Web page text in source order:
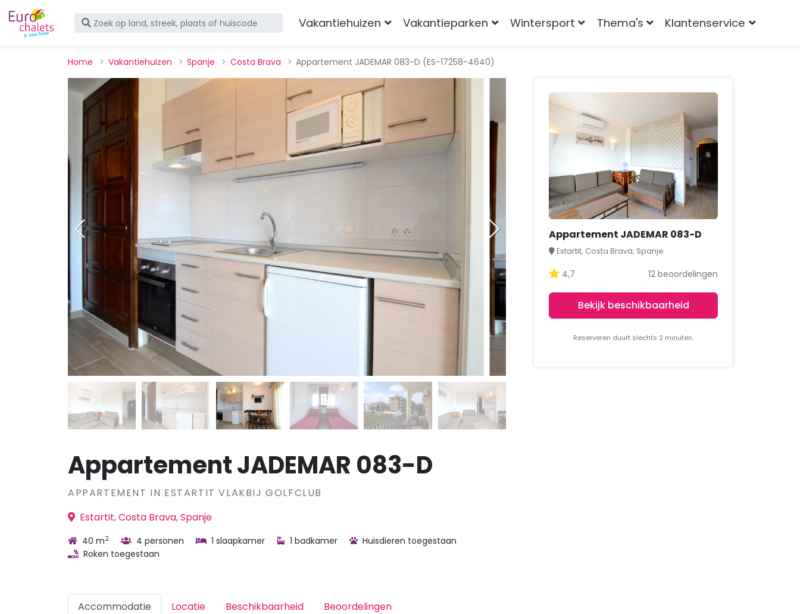
Vakantiehuizen Vakantieparken Wintersport Thema's Klantenservice
Home Vakantiehuizen Spanje Costa Brava Appartement JADEMAR 083-D (ES-17258-4640)
Appartement JADEMAR 083-D
APPARTEMENT IN ESTARTIT VLAKBIJ GOLFCLUB
Estartit, Costa Brava, Spanje
40 m2 4 personen 1 slaapkamer 1 badkamer
Huisdieren toegestaan
Roken toegestaan
Accommodatie Locatie Beschikbaarheid Beoordelingen
Appartement JADEMAR 083-D
Estartit, Costa Brava, Spanje
4,7 12 beoordelingen
Bekijk beschikbaarheid
Reserveren duurt slechts 2 minuten.